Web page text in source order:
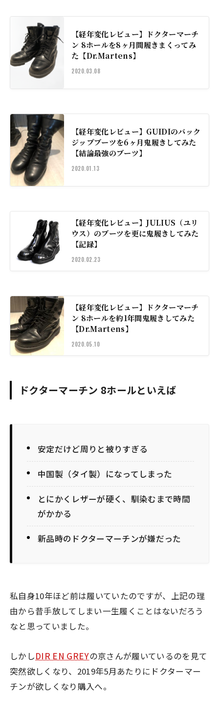
【経年変化レビュー】ドクターマーチ
ン 8ホールを8ヶ月間履きまくってみ
た【Dr.Martens】
2020.03.08
【経年変化レビュー】GUIDIのバック
ジップブーツを6ヶ月鬼履きしてみた
【結論最強のブーツ】
2020.01.13
【経年変化レビュー】JULIUS（ユリ
ウス）のブーツを更に鬼履きしてみた
【記録】
2020.02.23
【経年変化レビュー】ドクターマーチ
ン 8ホールを約1年間鬼履きしてみた
【Dr.Martens】
2020.05.10
ドクターマーチン 8ホールといえば
安定だけど周りと被りすぎる
中国製（タイ製）になってしまった
とにかくレザーが硬く、馴染むまで時間
がかかる
新品時のドクターマーチンが嫌だった
私自身10年ほど前は履いていたのですが、上記の理
由から昔手放してしまい一生履くことはないだろう
なと思っていました。
しかしDIR EN GREYの京さんが履いているのを見て
突然欲しくなり、2019年5月あたりにドクターマー
チンが欲しくなり購入へ。